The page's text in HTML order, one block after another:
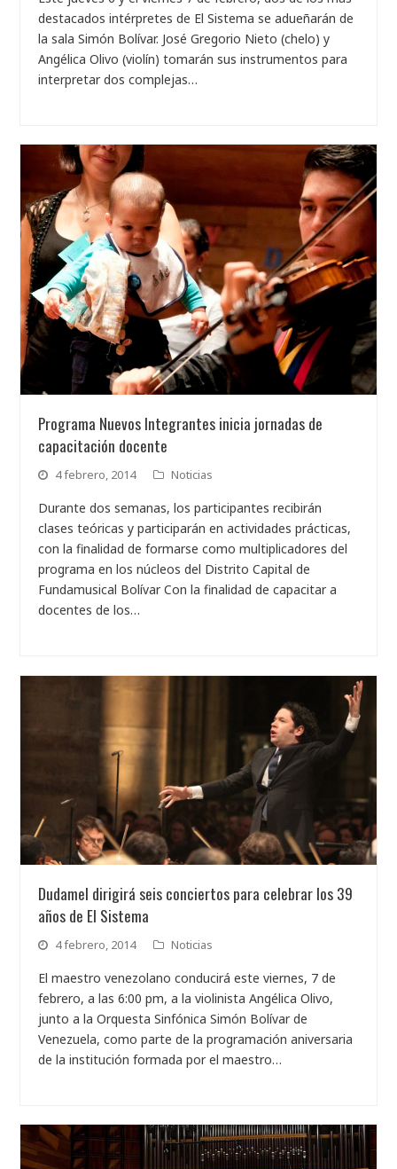
destacados intérpretes de El Sistema se adueñarán de
la sala Simón Bolívar. José Gregorio Nieto (chelo) y
Angélica Olivo (violín) tomarán sus instrumentos para
interpretar dos complejas…
Programa Nuevos Integrantes inicia jornadas de
capacitación docente
4 febrero, 2014 Noticias
Durante dos semanas, los participantes recibirán
clases teóricas y participarán en actividades prácticas,
con la finalidad de formarse como multiplicadores del
programa en los núcleos del Distrito Capital de
Fundamusical Bolívar Con la finalidad de capacitar a
docentes de los…
Dudamel dirigirá seis conciertos para celebrar los 39
años de El Sistema
4 febrero, 2014 Noticias
El maestro venezolano conducirá este viernes, 7 de
febrero, a las 6:00 pm, a la violinista Angélica Olivo,
junto a la Orquesta Sinfónica Simón Bolívar de
Venezuela, como parte de la programación aniversaria
de la institución formada por el maestro…